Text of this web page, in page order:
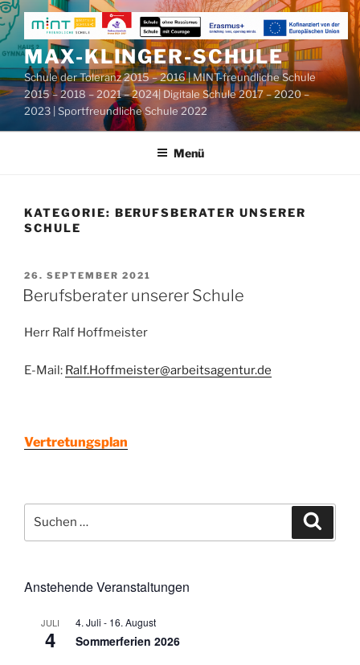
Zum
Inhalt
springenMAX-KLINGER-SCHULE
Schule der Toleranz 2015 – 2016 | MINT-freundliche Schule
2015 – 2018 – 2021 – 2024| Digitale Schule 2017 – 2020 –
2023 | Sportfreundliche Schule 2022
Menü
KATEGORIE: BERUFSBERATER UNSERER
SCHULE
VERÖFFENTLICHT
AM
26. SEPTEMBER 2021
Berufsberater unserer Schule
Herr Ralf Hoffmeister
E-Mail: Ralf.Hoffmeister@arbeitsagentur.de
Vertretungsplan
nach:
Anstehende Veranstaltungen
JULI
4
4. Juli - 16. August
Sommerferien 2026